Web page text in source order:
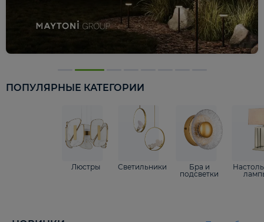
ПОПУЛЯРНЫЕ КАТЕГОРИИ
Люстры Светильники
Бра и
подсветки